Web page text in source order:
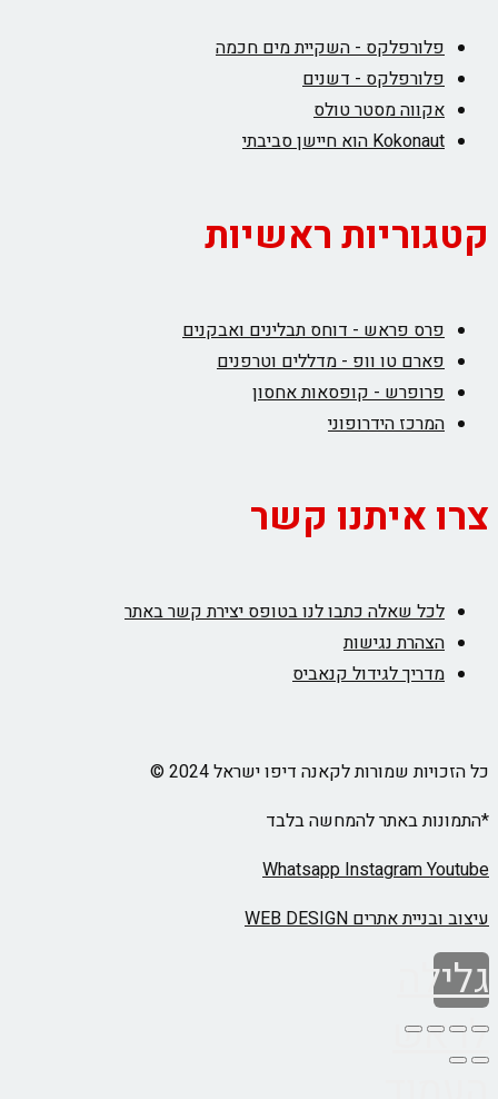
פלורפלקס - השקיית מים חכמה
פלורפלקס - דשנים
אקווה מסטר טולס
Kokonaut הוא חיישן סביבתי
קטגוריות ראשיות
פרס פראש - דוחס תבלינים ואבקנים
פארם טו וופ - מדללים וטרפנים
פרופרש - קופסאות אחסון
המרכז הידרופוני
צרו איתנו קשר
לכל שאלה כתבו לנו בטופס יצירת קשר באתר
הצהרת נגישות
מדריך לגידול קנאביס
כל הזכויות שמורות לקאנה דיפו ישראל 2024 ©
*התמונות באתר להמחשה בלבד
WhatsappInstagramYoutube
עיצוב ובניית אתרים WEB DESIGN
גלילה
לראש